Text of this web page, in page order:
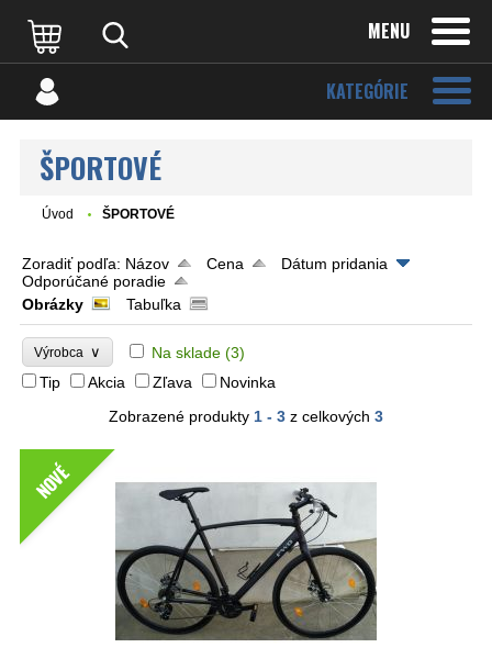
MENU
KATEGÓRIE
ŠPORTOVÉ
Úvod ŠPORTOVÉ
Zoradiť podľa: Názov Cena
Dátum pridania
Odporúčané poradie
Obrázky
Tabuľka
Výrobca ∨ Na sklade (3)
Tip
Akcia Zľava
Novinka
Zobrazené produkty 1 - 3 z celkových 3
NOVÉ